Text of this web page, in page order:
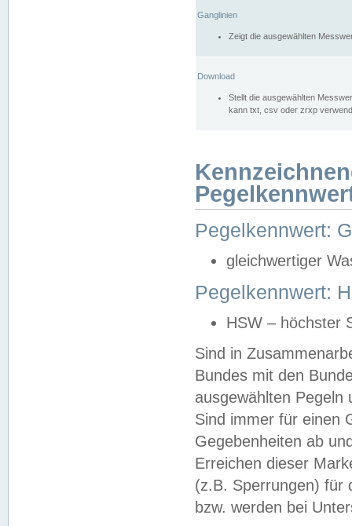
Ganglinien
Zeigt die ausgewählten
Download
Stellt die ausgewählten
kann txt, csv oder zrxp
Pegelkennwert:
gleichwertiger
Pegelkennwert:
HSW – höchster
Sind in
Bundes mit den
ausgewählten
Sind immer für einen
Gegebenheiten ab
Erreichen dieser
(z.B. Sperrungen) für
bzw. werden bei